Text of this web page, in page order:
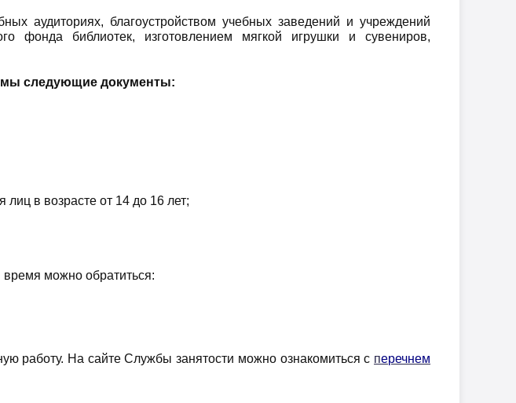
аудиториях, благоустройством учебных заведений и учреждений
фонда библиотек, изготовлением мягкой игрушки и сувениров,
следующие документы:
лиц в возрасте от 14 до 16 лет;
время можно обратиться:
работу. На сайте Службы занятости можно ознакомиться с перечнем